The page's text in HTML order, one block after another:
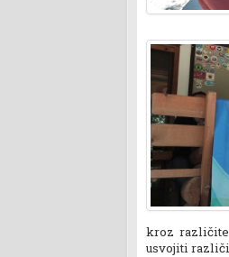
kroz
usvojiti